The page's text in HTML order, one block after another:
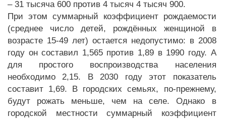
– 31 тысяча 600 против 4 тысяч 4 тысяч 900.
При этом суммарный коэффициент рождаемости
(среднее число детей, рождённых женщиной в
возрасте 15-49 лет) остается недопустимо: в 2008
году он составил 1,565 против 1,89 в 1990 году. А
для простого воспроизводства населения
необходимо 2,15. В 2030 году этот показатель
составит 1,69. В городских семьях, по-прежнему,
будут рожать меньше, чем на селе. Однако в
городской местности суммарный коэффициент